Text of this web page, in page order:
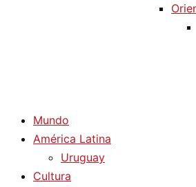
Mundo
América Latina
Uruguay
Cultura